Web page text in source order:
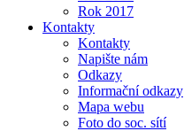
Rok 2017
Kontakty
Kontakty
Napište nám
Odkazy
Informační odkazy
Mapa webu
Foto do soc. sítí